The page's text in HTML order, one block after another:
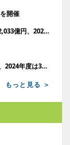
開催
日本建設機械工業会、2025年度は1％増の3兆2,033億円、2024年度は3兆1,610億円で4年振りに減少
2023年度および2024年度の建設機械需要予測、2024年度は3兆3,291億円で過去最高更新
もっと見る ＞